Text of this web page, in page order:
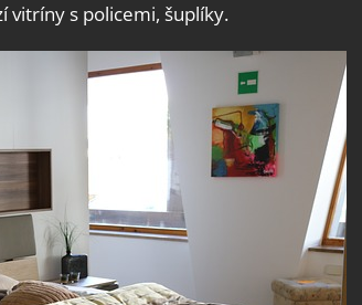
vitríny s policemi, šuplíky.